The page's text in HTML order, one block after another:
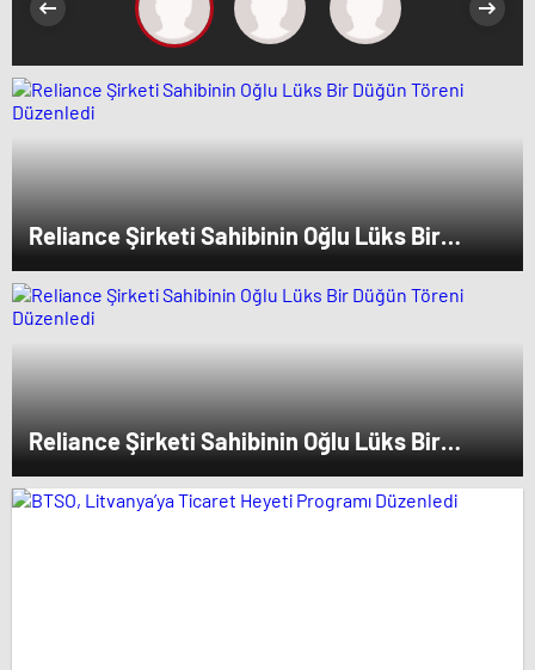
Reliance Şirketi Sahibinin Oğlu Lüks Bir
Düğün Töreni Düzenledi
Reliance Şirketi Sahibinin Oğlu Lüks Bir
Düğün Töreni Düzenledi